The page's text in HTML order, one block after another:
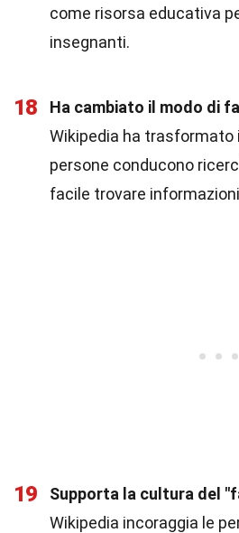
come risorsa educativa
insegnanti.
18
Ha cambiato il modo di
Wikipedia ha trasformato
persone conducono
facile trovare
19
Supporta la cultura del
Wikipedia incoraggia le